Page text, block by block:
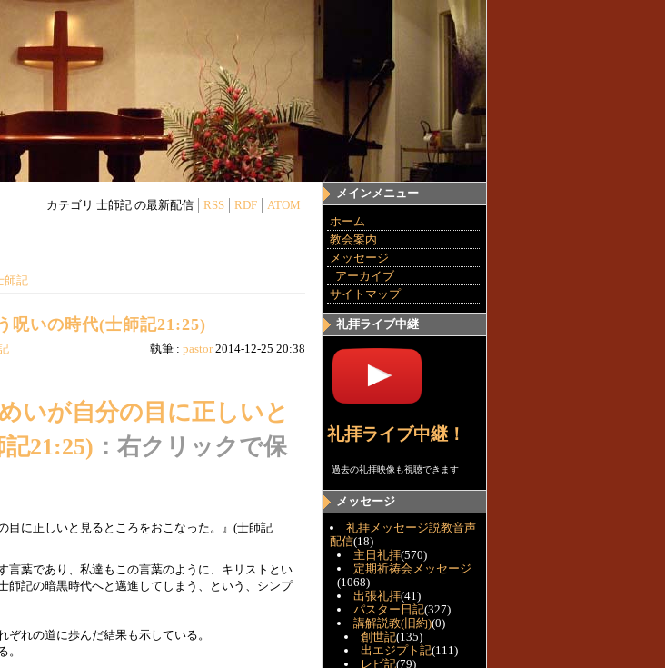
カテゴリ 士師記 の最新配信 RSS RDF ATOM
師記
呪いの時代(士師記21:25)
執筆 : pastor 2014-12-25 20:38
いが自分の目に正しいと
21:25) ：右クリックで保
目に正しいと見るところをおこなった。』(士師記
言葉であり、私達もこの言葉のように、キリストとい
師記の暗黒時代へと邁進してしまう、という、シンプ
れの道に歩んだ結果も示している。
。
メインメニュー
ホーム
教会案内
メッセージ
アーカイブ
サイトマップ
礼拝ライブ中継
礼拝ライブ中継！
過去の礼拝映像も視聴できます
メッセージ
礼拝メッセージ説教音声
配信(18)
主日礼拝(570)
定期祈祷会メッセージ
(1068)
出張礼拝(41)
パスター日記(327)
講解説教(旧約)(0)
創世記(135)
出エジプト記(111)
レビ記(79)